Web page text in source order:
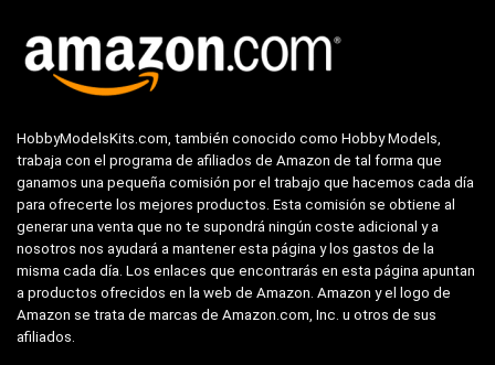
HobbyModelsKits.com, también conocido como Hobby Models,
trabaja con el programa de afiliados de Amazon de tal forma que
ganamos una pequeña comisión por el trabajo que hacemos cada día
para ofrecerte los mejores productos. Esta comisión se obtiene al
generar una venta que no te supondrá ningún coste adicional y a
nosotros nos ayudará a mantener esta página y los gastos de la
misma cada día. Los enlaces que encontrarás en esta página apuntan
a productos ofrecidos en la web de Amazon. Amazon y el logo de
Amazon se trata de marcas de Amazon.com, Inc. u otros de sus
afiliados.